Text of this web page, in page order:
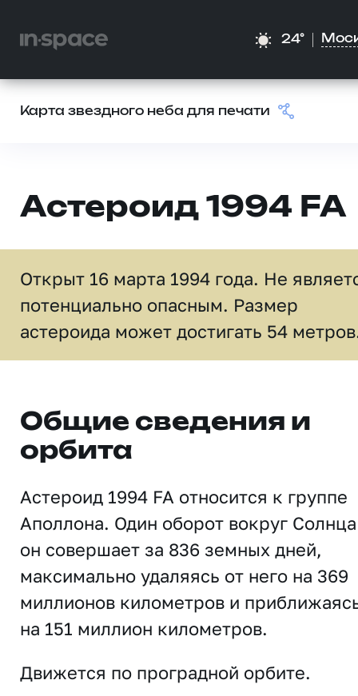
24°
Карта звездного неба для печати
Астероид 1994 FA
Открыт 16 марта 1994 года. Не
потенциально опасным. Размер
астероида может достигать 54
Общие сведения и
орбита
Астероид 1994 FA относится к группе
Аполлона. Один оборот вокруг Солнца
он совершает за 836 земных дней,
максимально удаляясь от него на 369
миллионов километров и
на 151 миллион километров.
Движется по проградной орбите.